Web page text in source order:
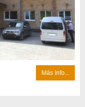
Más Info...